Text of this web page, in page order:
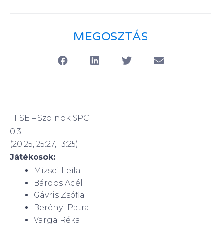
MEGOSZTÁS
TFSE – Szolnok SPC
0:3
(20:25, 25:27, 13:25)
Játékosok:
Mizsei Leila
Bárdos Adél
Gávris Zsófia
Berényi Petra
Varga Réka